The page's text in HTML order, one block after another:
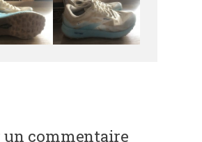
un commentaire